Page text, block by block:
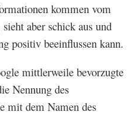
kommen vom
aber schick aus und
positiv beeinflussen kann.
mittlerweile bevorzugte
Nennung des
mit dem Namen des